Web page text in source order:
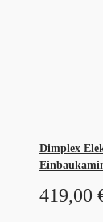
Dimplex
419,00